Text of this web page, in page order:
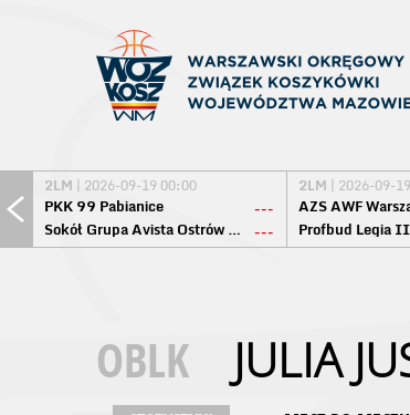
2LM | 2026-09-19 00:00
PKK 99 Pabianice
---
Sokół Grupa Avista Ostrów Maz. ---
2LM | 2026-09-
AZS AWF
Profbud Legia
OBLK JULIA